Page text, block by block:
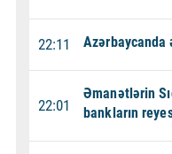
22:11
22:01
Əmanətlərin
bankların